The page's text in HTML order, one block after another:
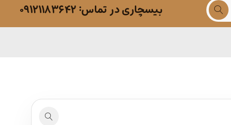
بیسچاری در تماس: ۰۹۱۲۱۱۸۳۶۴۲